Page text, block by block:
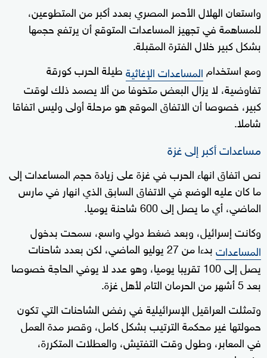
واستعان الهلال الأحمر المصري بعدد أكبر من المتطوعين،
للمساهمة في تجهيز المساعدات المتوقع أن يرتفع حجمها
بشكل كبير خلال الفترة المقبلة.
ومع استخدام المساعدات الإغاثيةطيلة الحرب كورقة
تفاوضية، لا يزال البعض متخوفا من ألا يصمد ذلك لوقت
كبير، خصوصا أن الاتفاق الموقع هو مرحلة أولى وليس اتفاقا
شاملا.
مساعدات أكبر إلى غزة
نص اتفاق انهاء الحرب في غزة على زيادة حجم المساعدات إلى
ما كان عليه الوضع في الاتفاق السابق الذي انهار في مارس
الماضي، أي ما يصل إلى 600 شاحنة يوميا.
وكانت إسرائيل، وبعد ضغط دولي واسع، سمحت بدخول
المساعدات
بدءا من 27 يوليو الماضي، لكن بعدد شاحنات
يصل إلى 100 تقريبا يوميا، وهو عدد لا يوفي الحاجة خصوصا
بعد 5 أشهر من الحرمان التام لأهل غزة.
وتمثلت العراقيل الإسرائيلية في رفض الشاحنات التي تكون
حمولتها غير محكمة الترتيب بشكل كامل، وقصر مدة العمل
في المعابر، وطول وقت التفتيش، والعطلات المتكررة،